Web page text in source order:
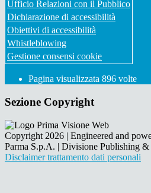
Ufficio Relazioni con il Pubblico
Dichiarazione di accessibilità
Obiettivi di accessibilità
Whistleblowing
Gestione consensi cookie
Pagina visualizzata 896 volte
Sezione Copyright
Copyright 2026 | Engineered and
Parma S.p.A. | Divisione Publishing
Disclaimer trattamento dati personali